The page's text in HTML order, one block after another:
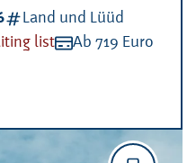
Kategorien:
Land und Lüüd
listKosten:
Ab 719 Euro